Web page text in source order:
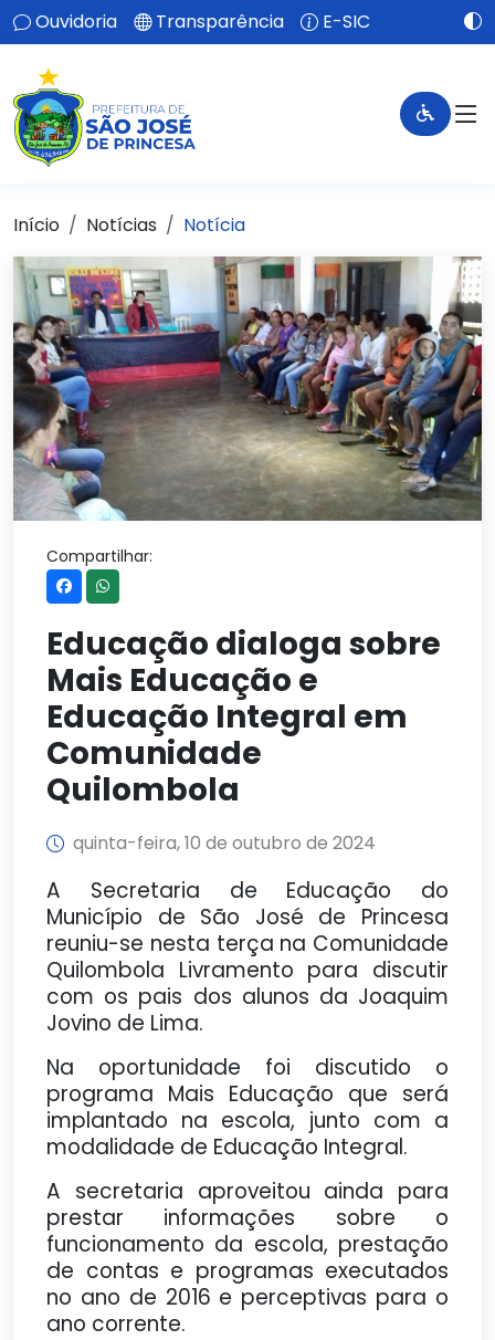
Ouvidoria Transparência E-SIC
Início Notícias Notícia
Compartilhar:
Educação dialoga sobre
Mais Educação e
Educação Integral em
Comunidade
Quilombola
quinta-feira, 10 de outubro de 2024
A Secretaria de Educação do
Município de São José de Princesa
reuniu-se nesta terça na Comunidade
Quilombola Livramento para discutir
com os pais dos alunos da Joaquim
Jovino de Lima.
Na oportunidade foi discutido o
programa Mais Educação que será
implantado na escola, junto com a
modalidade de Educação Integral.
A secretaria aproveitou ainda para
prestar informações sobre o
funcionamento da escola, prestação
de contas e programas executados
no ano de 2016 e perceptivas para o
ano corrente.